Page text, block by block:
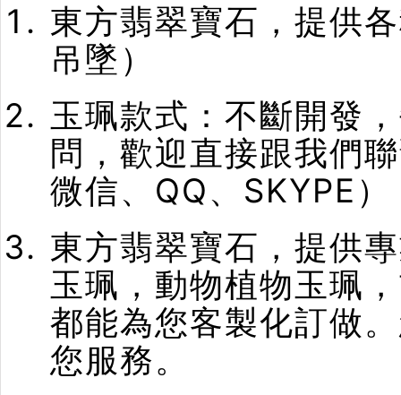
東方翡翠寶石，提供
吊墜）
玉珮款式：不斷開發
問，歡迎直接跟我們
微信、QQ、SKYPE）
東方翡翠寶石，提供
玉珮，動物植物玉珮
都能為您客製化訂做
您服務。